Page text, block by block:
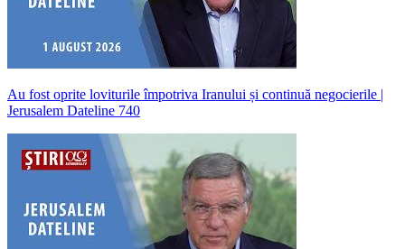
Au fost oprite loviturile împotriva Iranului și continuă negocierile |
Jerusalem Dateline 740